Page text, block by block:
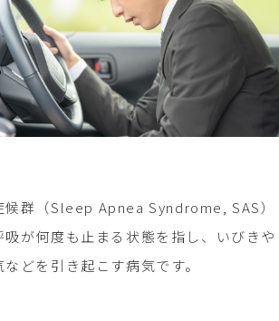
候群（Sleep Apnea Syndrome, SAS）
吸が何度も止まる状態を指し、いびきや
どを引き起こす病気です。